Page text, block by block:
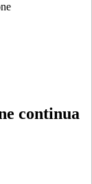
continua